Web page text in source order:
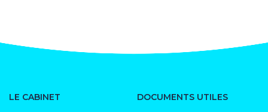
LE CABINET DOCUMENTS UTILES